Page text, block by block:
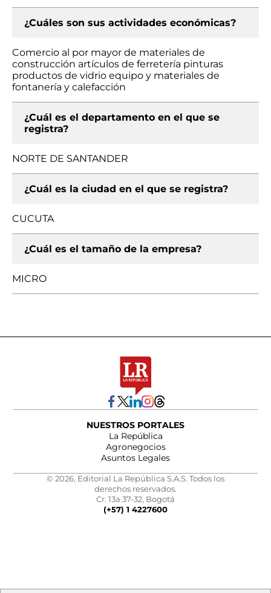
¿Cuáles son sus actividades económicas?
Comercio al por mayor de materiales de
construcción artículos de ferretería pinturas
productos de vidrio equipo y materiales de
fontanería y calefacción
¿Cuál es el departamento en el que se
registra?
NORTE DE SANTANDER
¿Cuál es la ciudad en el que se registra?
CUCUTA
¿Cuál es el tamaño de la empresa?
MICRO
NUESTROS PORTALES
La República
Agronegocios
Asuntos Legales
© 2026, Editorial La República S.A.S. Todos los
derechos reservados.
Cr. 13a 37-32, Bogotá
(+57) 1 4227600